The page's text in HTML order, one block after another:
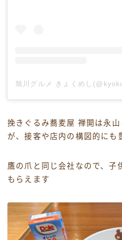
挽きぐるみ蕎麦屋 禅開は永
が、接客や店内の構図的にも
鷹の爪と同じ会社なので、子
もらえます